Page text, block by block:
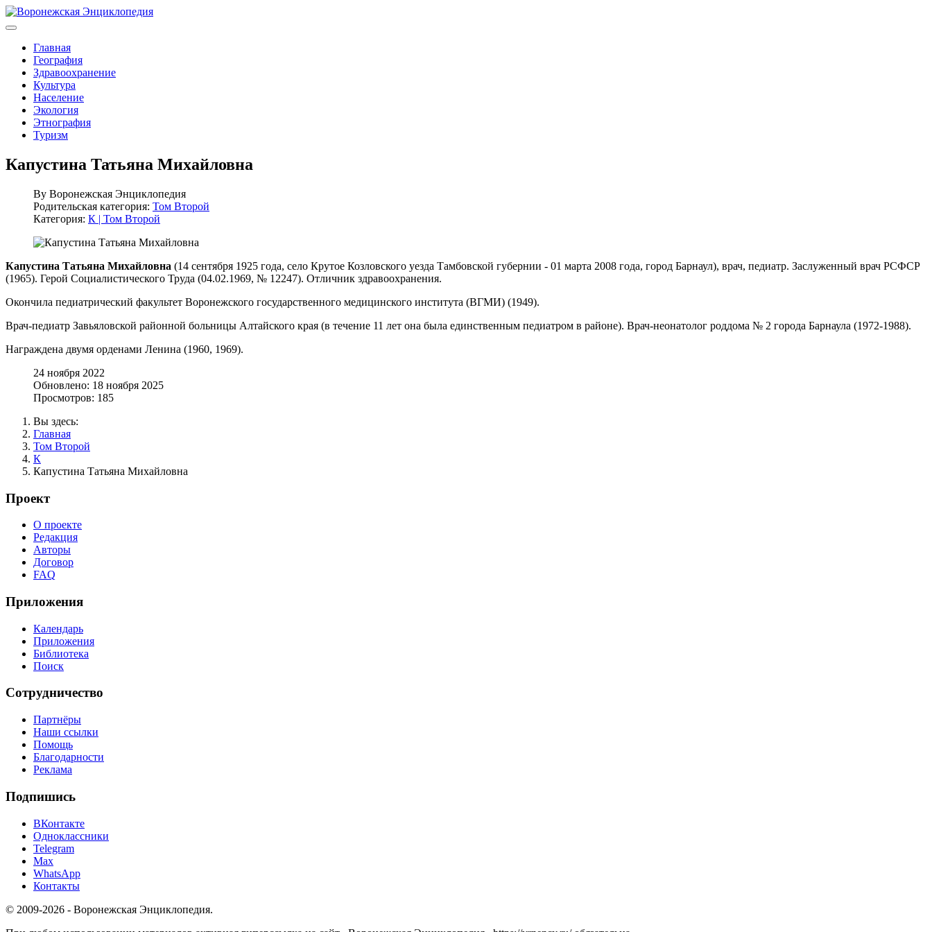
Главная
География
Здравоохранение
Культура
Население
Экология
Этнография
Туризм
Капустина Татьяна Михайловна
By Воронежская Энциклопедия
Родительская категория: Том Второй
Категория: К | Том Второй
Капустина Татьяна Михайловна (14 сентября 1925 года, село Крутое Козловского уезда Тамбовской губернии - 01 марта 2008 года, город Барнаул), врач, педиатр. Заслуженный врач РСФСР
(1965). Герой Социалистического Труда (04.02.1969, № 12247). Отличник здравоохранения.
Окончила педиатрический факультет Воронежского государственного медицинского института (ВГМИ) (1949).
Врач-педиатр Завьяловской районной больницы Алтайского края (в течение 11 лет она была единственным педиатром в районе). Врач-неонатолог роддома № 2 города Барнаула (1972-1988).
Награждена двумя орденами Ленина (1960, 1969).
24 ноября 2022
Обновлено: 18 ноября 2025
Просмотров: 185
Вы здесь:
Главная
Том Второй
К
Капустина Татьяна Михайловна
Проект
О проекте
Редакция
Авторы
Договор
FAQ
Приложения
Календарь
Приложения
Библиотека
Поиск
Сотрудничество
Партнёры
Наши ссылки
Помощь
Благодарности
Реклама
Подпишись
ВКонтакте
Одноклассники
Telegram
Max
WhatsApp
Контакты
© 2009-2026 - Воронежская Энциклопедия.